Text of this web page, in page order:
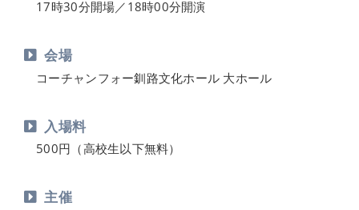
17時30分開場／18時00分開演
会場
コーチャンフォー釧路文化ホール 大ホール
入場料
500円（高校生以下無料）
主催